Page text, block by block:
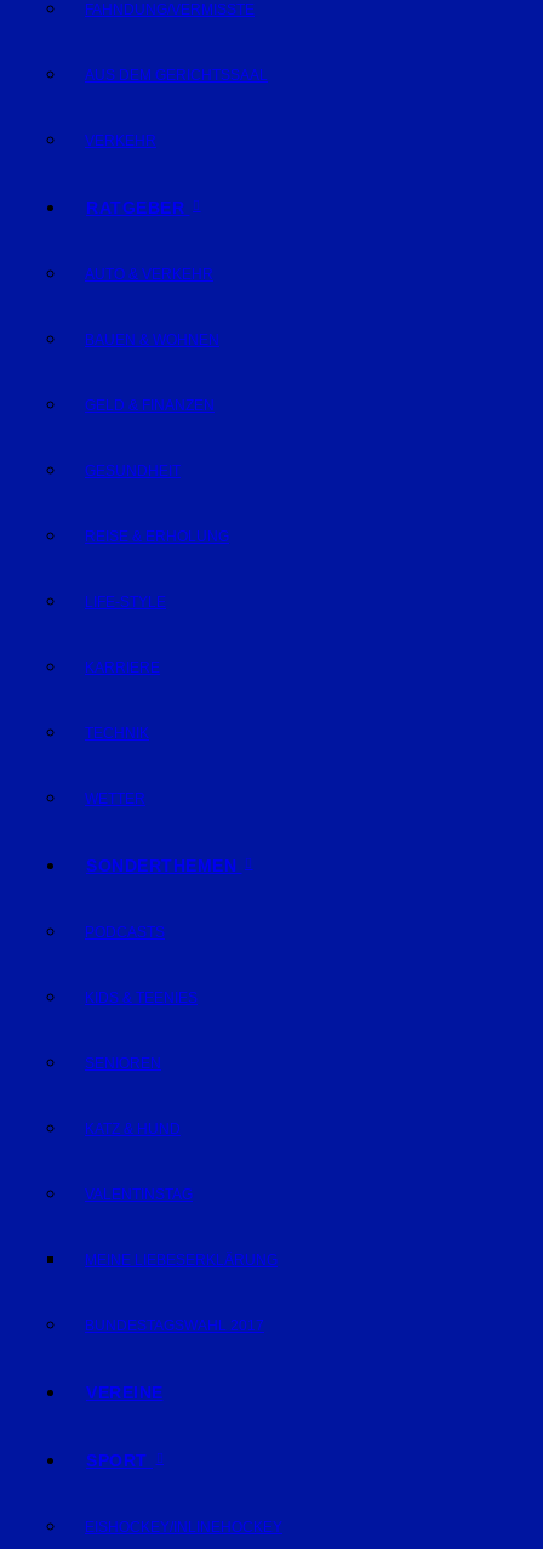
FAHNDUNG/VERMISSTE
AUS DEM GERICHTSSAAL
VERKEHR
RATGEBER
AUTO & VERKEHR
BAUEN & WOHNEN
GELD & FINANZEN
GESUNDHEIT
REISE & ERHOLUNG
LIFE-STYLE
KARRIERE
TECHNIK
WETTER
SONDERTHEMEN
PODCASTS
KIDS & TEENIES
SENIOREN
KATZ & HUND
VALENTINSTAG
MEINE LIEBESERKLÄRUNG
BUNDESTAGSWAHL 2017
VEREINE
SPORT
EISHOCKEY/INLINEHOCKEY